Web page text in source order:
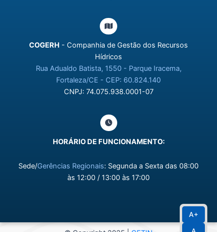
COGERH - Companhia de Gestão dos Recursos
Hídricos
Rua Adualdo Batista, 1550 - Parque Iracema,
Fortaleza/CE - CEP: 60.824.140
CNPJ: 74.075.938.0001-07
HORÁRIO DE FUNCIONAMENTO:
Sede/Gerências Regionais: Segunda a Sexta das 08:00
às 12:00 / 13:00 às 17:00
A+